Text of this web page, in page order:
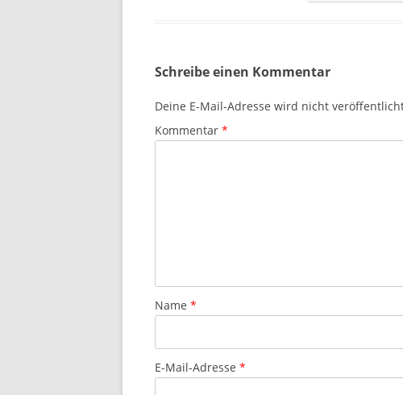
Schreibe einen Kommentar
Deine E-Mail-Adresse wird nicht
Kommentar *
Name *
E-Mail-Adresse *